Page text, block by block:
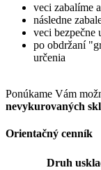
veci zabalíme
následne
veci bezpečne
po obdržaní
určenia
Ponúkame Vám
nevykurovaných
Orientačný cenník
Druh